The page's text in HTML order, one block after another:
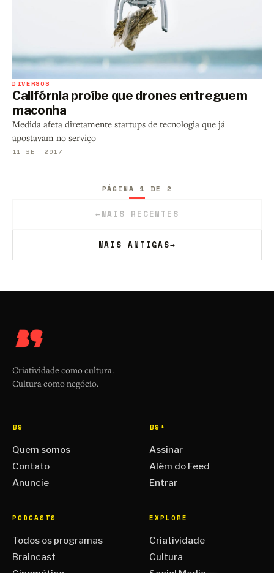
DIVERSOS
Califórnia proíbe que drones entreguem
maconha
Medida afeta diretamente startups de tecnologia que já
apostavam no serviço
11 SET 2017
←MAIS RECENTES
PÁGINA 1 DE 2
MAIS ANTIGAS→
Criatividade como cultura.
Cultura como negócio.
B9
Quem somos
Contato
Anuncie
B9+
Assinar
Além do Feed
Entrar
PODCASTS
Todos os programas
Braincast
EXPLORE
Criatividade
Cultura